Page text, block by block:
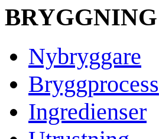
BRYGGNING
Nybryggare
Bryggprocess
Ingredienser